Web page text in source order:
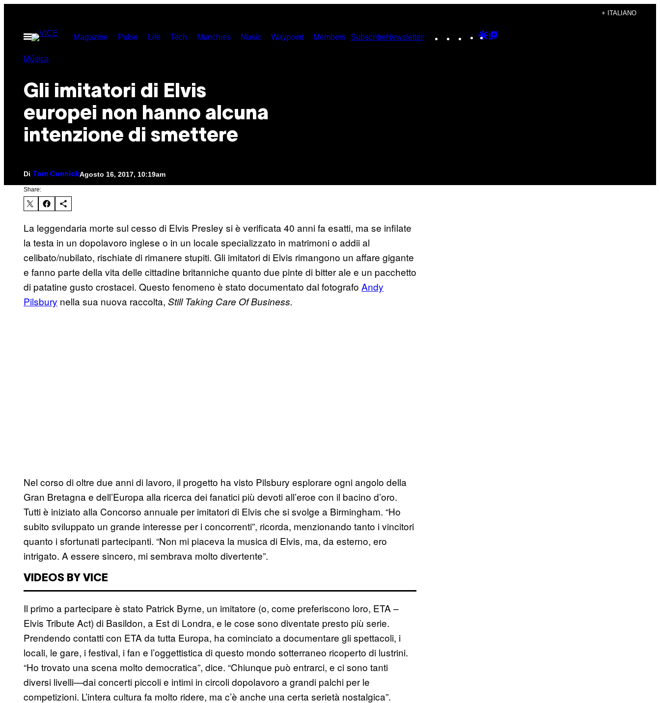
contenuto
+ ITALIANO
Apri
Magazine Pulse Life Tech Munchies Music Waypoint Members SubscribeNewsletter Instagram
TikTokYouTube
Google
Música
Gli imitatori di Elvis
europei non hanno alcuna
intenzione di smettere
Di Tom ConnickAgosto 16, 2017, 10:19am
Share:
La leggendaria morte sul cesso di Elvis Presley si è verificata 40 anni fa esatti, ma se infilate
la testa in un dopolavoro inglese o in un locale specializzato in matrimoni o addii al
celibato/nubilato, rischiate di rimanere stupiti. Gli imitatori di Elvis rimangono un affare gigante
e fanno parte della vita delle cittadine britanniche quanto due pinte di bitter ale e un pacchetto
di patatine gusto crostacei. Questo fenomeno è stato documentato dal fotografo Andy
Pilsbury nella sua nuova raccolta, Still Taking Care Of Business.
Nel corso di oltre due anni di lavoro, il progetto ha visto Pilsbury esplorare ogni angolo della
Gran Bretagna e dell’Europa alla ricerca dei fanatici più devoti all’eroe con il bacino d’oro.
Tutti è iniziato alla Concorso annuale per imitatori di Elvis che si svolge a Birmingham. “Ho
subito sviluppato un grande interesse per i concorrenti”, ricorda, menzionando tanto i vincitori
quanto i sfortunati partecipanti. “Non mi piaceva la musica di Elvis, ma, da esterno, ero
intrigato. A essere sincero, mi sembrava molto divertente”.
VIDEOS BY VICE
Il primo a partecipare è stato Patrick Byrne, un imitatore (o, come preferiscono loro, ETA –
Elvis Tribute Act) di Basildon, a Est di Londra, e le cose sono diventate presto più serie.
Prendendo contatti con ETA da tutta Europa, ha cominciato a documentare gli spettacoli, i
locali, le gare, i festival, i fan e l’oggettistica di questo mondo sotterraneo ricoperto di lustrini.
“Ho trovato una scena molto democratica”, dice. “Chiunque può entrarci, e ci sono tanti
diversi livelli—dai concerti piccoli e intimi in circoli dopolavoro a grandi palchi per le
competizioni. L’intera cultura fa molto ridere, ma c’è anche una certa serietà nostalgica”.